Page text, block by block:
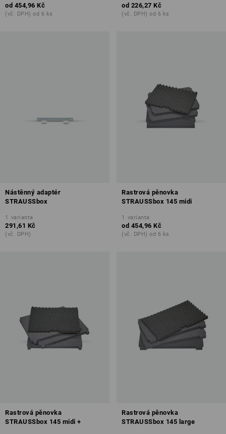
od 454,96 Kč
(vč. DPH) od 6 ks
od 226,27 Kč
(vč. DPH) od 6 ks
Nástěnný adaptér
STRAUSSbox
1 varianta
291,61 Kč
(vč. DPH)
Rastrová pěnovka
STRAUSSbox 145 midi
1 varianta
od 454,96 Kč
(vč. DPH) od 6 ks
Rastrová pěnovka
STRAUSSbox 145 midi +
Rastrová pěnovka
STRAUSSbox 145 large